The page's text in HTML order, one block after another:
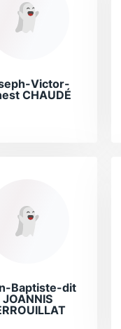
Victor-
CHAUDÉ
Baptiste-dit
JOANNIS